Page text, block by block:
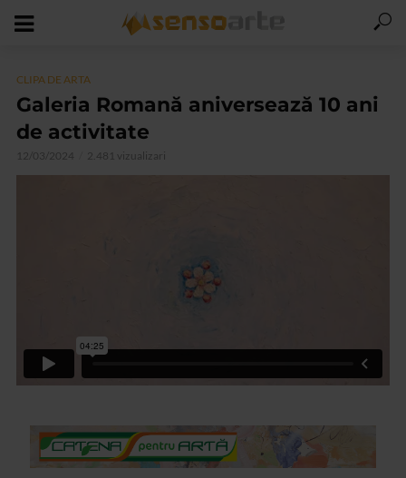
CLIPA DE ARTA
Galeria Romană aniversează 10 ani
de activitate
12/03/2024 2.481 vizualizari